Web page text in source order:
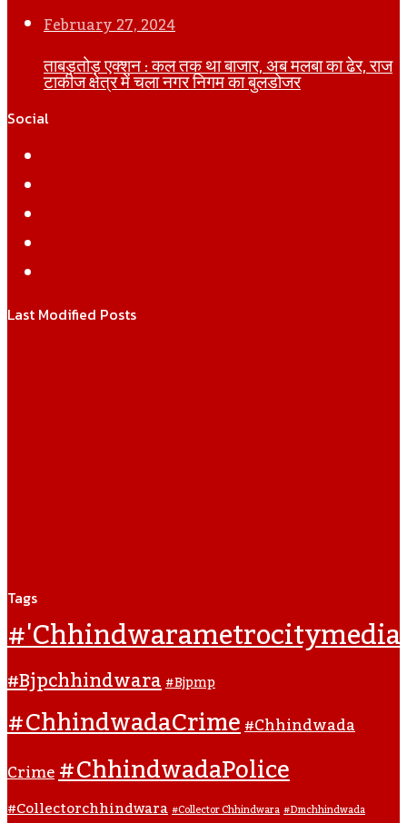
February 27, 2024
ताबड़तोड़ एक्शन : कल तक था बाजार, अब मलबा का ढेर, राज
टाकीज क्षेत्र में चला नगर निगम का बुलडोजर
Social
Last Modified Posts
Tags
#'chhindwarametrocitymedia
#bjpchhindwara#bjpmp
#ChhindwadaCrime#Chhindwada
Crime#ChhindwadaPolice
#collectorchhindwara#collector Chhindwara#dmchhindwada